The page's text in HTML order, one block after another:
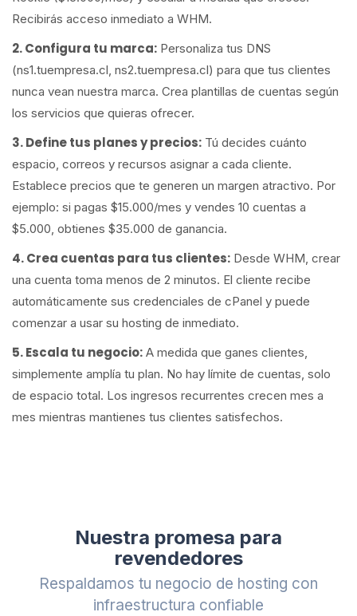
Recibirás acceso inmediato a WHM.
2. Configura tu marca: Personaliza tus DNS
(ns1.tuempresa.cl, ns2.tuempresa.cl) para que tus clientes
nunca vean nuestra marca. Crea plantillas de cuentas según
los servicios que quieras ofrecer.
3. Define tus planes y precios: Tú decides cuánto
espacio, correos y recursos asignar a cada cliente.
Establece precios que te generen un margen atractivo. Por
ejemplo: si pagas $15.000/mes y vendes 10 cuentas a
$5.000, obtienes $35.000 de ganancia.
4. Crea cuentas para tus clientes: Desde WHM, crear
una cuenta toma menos de 2 minutos. El cliente recibe
automáticamente sus credenciales de cPanel y puede
comenzar a usar su hosting de inmediato.
5. Escala tu negocio: A medida que ganes clientes,
simplemente amplía tu plan. No hay límite de cuentas, solo
de espacio total. Los ingresos recurrentes crecen mes a
mes mientras mantienes tus clientes satisfechos.
Nuestra promesa para
revendedores
Respaldamos tu negocio de hosting con
infraestructura confiable